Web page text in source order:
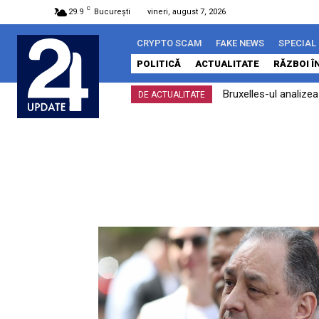
29.9 C București vineri, august 7, 2026
CRYPTO SCAM FAKE NEWS
SPECIAL
POLITICĂ
ACTUALITATE RĂZBOI
DE ACTUALITATE
Bruxelles-ul